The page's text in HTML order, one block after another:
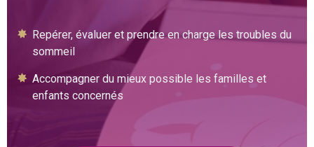
Repérer, évaluer et prendre en charge les troubles du
sommeil
Accompagner du mieux possible les familles et
enfants concernés